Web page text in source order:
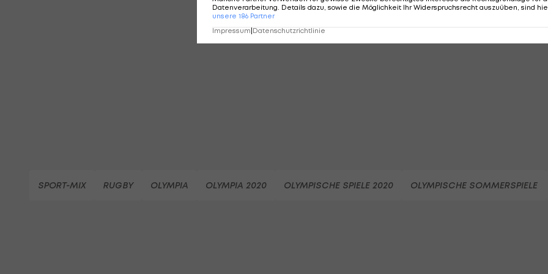
KOMMENTARE
SPORT-MIX RUGBY OLYMPIA OLYMPIA 2020 OLYMPISCHE SPIELE 2020 OLYMPISCHE SOMMERSPIELE
Datenverarbeitung. Details dazu, sowie die Möglichkeit Ihr Widerspruchsrecht auszuüben, sind
unsere 186 Partner
Impressum Datenschutzrichtlinie